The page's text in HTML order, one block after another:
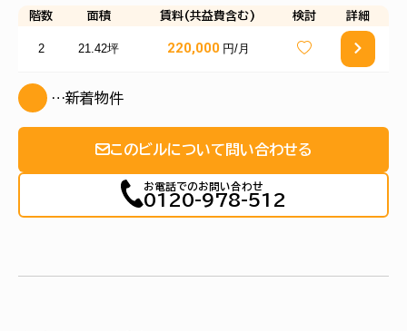
階数 面積 賃料(共益費含む) 検討 詳細
2 21.42坪 220,000 円/月
…新着物件
このビルについて問い合わせる
お電話でのお問い合わせ
0120-978-512